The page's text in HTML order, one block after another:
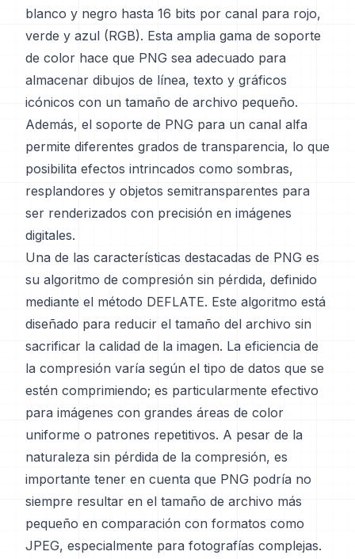
blanco y negro hasta 16 bits por canal para rojo,
verde y azul (RGB). Esta amplia gama de soporte
de color hace que PNG sea adecuado para
almacenar dibujos de línea, texto y gráficos
icónicos con un tamaño de archivo pequeño.
Además, el soporte de PNG para un canal alfa
permite diferentes grados de transparencia, lo que
posibilita efectos intrincados como sombras,
resplandores y objetos semitransparentes para
ser renderizados con precisión en imágenes
digitales.
Una de las características destacadas de PNG es
su algoritmo de compresión sin pérdida, definido
mediante el método DEFLATE. Este algoritmo está
diseñado para reducir el tamaño del archivo sin
sacrificar la calidad de la imagen. La eficiencia de
la compresión varía según el tipo de datos que se
estén comprimiendo; es particularmente efectivo
para imágenes con grandes áreas de color
uniforme o patrones repetitivos. A pesar de la
naturaleza sin pérdida de la compresión, es
importante tener en cuenta que PNG podría no
siempre resultar en el tamaño de archivo más
pequeño en comparación con formatos como
JPEG, especialmente para fotografías complejas.